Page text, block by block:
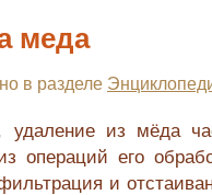
меда
в разделе
из мёда
операций его
и